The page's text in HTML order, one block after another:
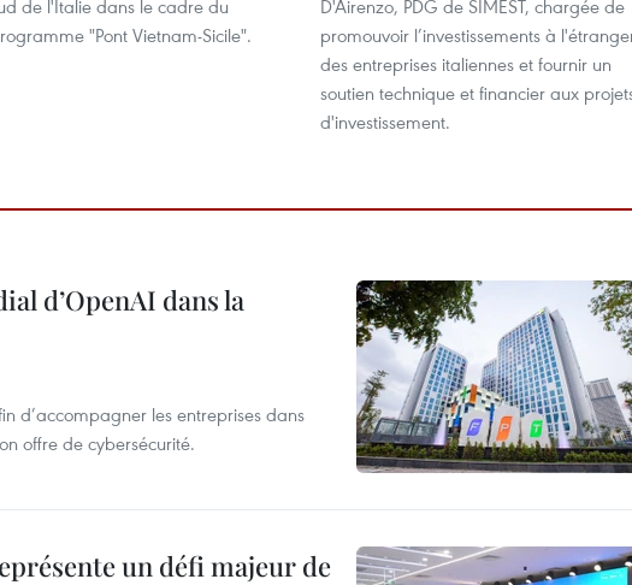
de l'Italie dans le cadre du
"Pont Vietnam-Sicile".
D'Airenzo, PDG de SIMEST, chargée de
promouvoir l’investissements à
des entreprises italiennes et fournir un
soutien technique et financier aux
d'investissement.
d’OpenAI dans la
d’accompagner les entreprises dans
offre de cybersécurité.
un défi majeur de